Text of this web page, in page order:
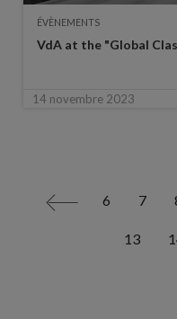
ÉVÈNEMENTS
VdA at the "Global
14 novembre 2023
< 6 7
13